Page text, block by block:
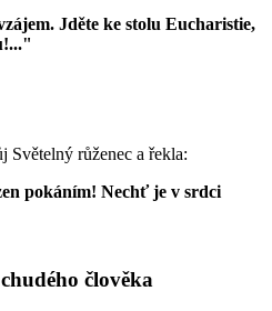
Jděte ke stolu Eucharistie,
Světelný růženec a řekla:
pokáním! Nechť je v srdci
člověka